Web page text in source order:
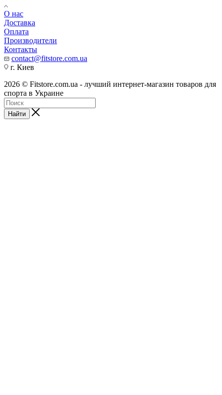
О нас
Доставка
Оплата
Производители
Контакты
contact@fitstore.com.ua
г. Киев
2026 © Fitstore.com.ua - лучший интернет-магазин товаров для
спорта в Украине
Найти